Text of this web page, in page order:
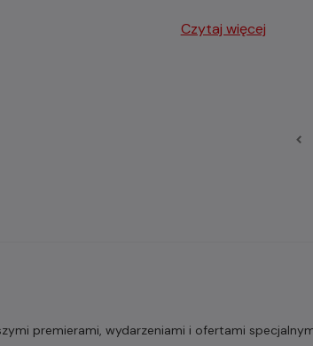
Czytaj więcej
premierami, wydarzeniami i ofertami